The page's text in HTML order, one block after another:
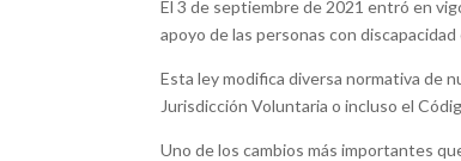
El 3 de septiembre de 2021 entró en
apoyo de las personas con
Esta ley modifica diversa normativa de
Jurisdicción Voluntaria o incluso el
Uno de los cambios más importantes